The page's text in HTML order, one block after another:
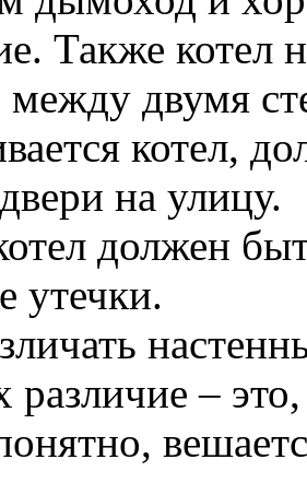
Также котел
между двумя
котел,
на улицу.
должен
утечки.
различие –